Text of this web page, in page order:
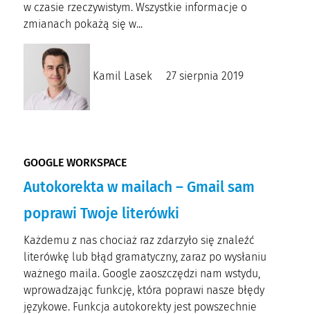
w czasie rzeczywistym. Wszystkie informacje o
zmianach pokażą się w...
Kamil Lasek 27 sierpnia 2019
GOOGLE WORKSPACE
Autokorekta w mailach – Gmail sam
poprawi Twoje literówki
Każdemu z nas chociaż raz zdarzyło się znaleźć
literówkę lub błąd gramatyczny, zaraz po wysłaniu
ważnego maila. Google zaoszczędzi nam wstydu,
wprowadzając funkcję, która poprawi nasze błędy
językowe. Funkcja autokorekty jest powszechnie